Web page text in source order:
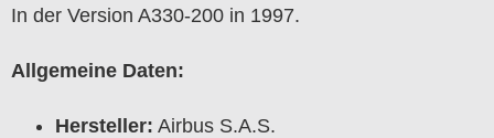
In der Version A330-200 in 1997.
Allgemeine Daten:
Hersteller: Airbus S.A.S.